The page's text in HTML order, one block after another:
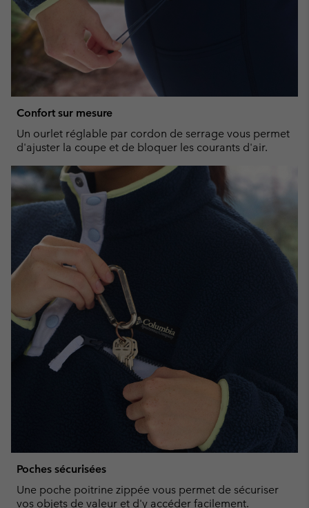
Confort sur mesure
Un ourlet réglable par cordon de serrage vous permet
d'ajuster la coupe et de bloquer les courants d'air.
Poches sécurisées
Une poche poitrine zippée vous permet de sécuriser
vos objets de valeur et d'y accéder facilement.